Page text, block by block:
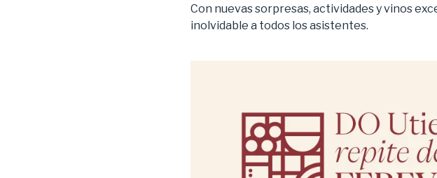
Con nuevas sorpresas, actividades y vinos
inolvidable a todos los asistentes.